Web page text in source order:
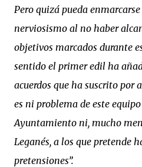
Pero quizá pueda
nerviosismo al no haber
objetivos marcados durante
sentido el primer edil ha
acuerdos que ha suscrito por
es ni problema de este
Ayuntamiento ni, mucho
Leganés, a los que pretende
pretensiones”.